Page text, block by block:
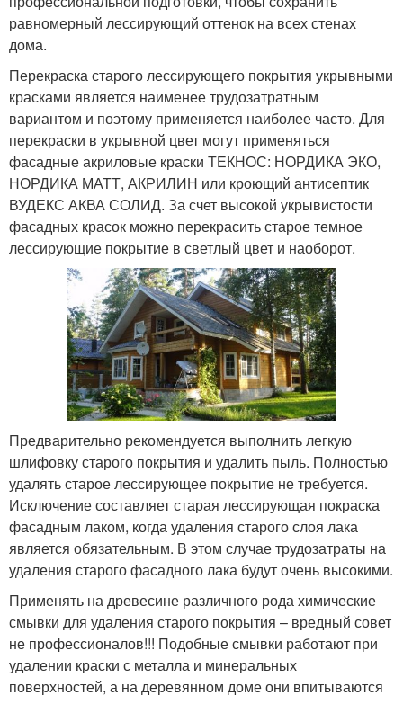
равномерный лессирующий оттенок на всех стенах
дома.
Перекраска старого лессирующего покрытия укрывными
красками является наименее трудозатратным
вариантом и поэтому применяется наиболее часто. Для
перекраски в укрывной цвет могут применяться
фасадные акриловые краски ТЕКНОС: НОРДИКА ЭКО,
НОРДИКА МАТТ, АКРИЛИН или кроющий антисептик
ВУДЕКС АКВА СОЛИД. За счет высокой укрывистости
фасадных красок можно перекрасить старое темное
лессирующие покрытие в светлый цвет и наоборот.
Предварительно рекомендуется выполнить легкую
шлифовку старого покрытия и удалить пыль. Полностью
удалять старое лессирующее покрытие не требуется.
Исключение составляет старая лессирующая покраска
фасадным лаком, когда удаления старого слоя лака
является обязательным. В этом случае трудозатраты на
удаления старого фасадного лака будут очень высокими.
Применять на древесине различного рода химические
смывки для удаления старого покрытия – вредный совет
не профессионалов!!! Подобные смывки работают при
удалении краски с металла и минеральных
поверхностей, а на деревянном доме они впитываются